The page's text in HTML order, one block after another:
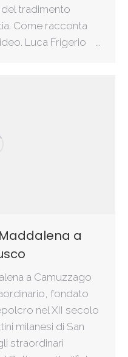
del tradimento
Come racconta
Luca Frigerio …
a
a Camuzzago
fondato
nel XII secolo
milanesi di San
straordinari